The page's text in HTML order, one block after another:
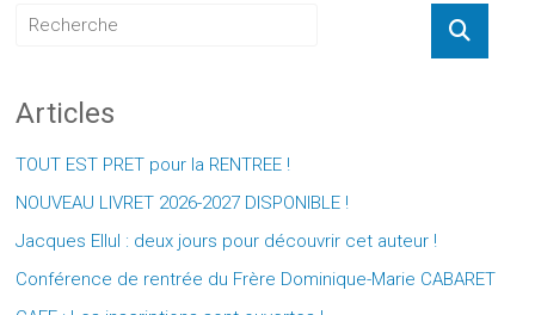
Articles
TOUT EST PRET pour la RENTREE !
NOUVEAU LIVRET 2026-2027 DISPONIBLE !
Jacques Ellul : deux jours pour découvrir cet auteur !
Conférence de rentrée du Frère Dominique-Marie CABARET